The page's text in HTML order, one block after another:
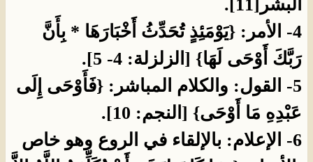
البشر[11].
4- الأمر: {يَوْمَئِذٍ تُحَدِّثُ أَخْبَارَهَا * بِأَنَّ
رَبَّكَ أَوْحَى لَهَا} [الزلزلة: 4- 5].
5- القول: والكلام المباشر: {فَأَوْحَى إِلَى
عَبْدِهِ مَا أَوْحَى} [النجم: 10].
6- الإعلام: بالإلقاء في الروع وهو خاص